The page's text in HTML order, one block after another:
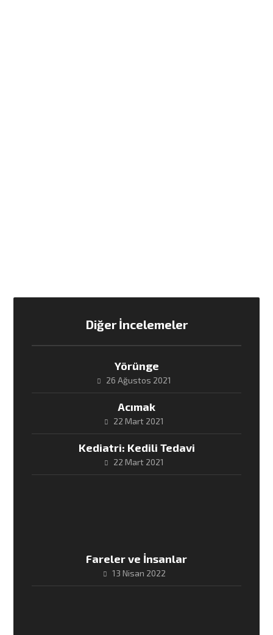
Diğer İncelemeler
Yörünge
26 Ağustos 2021
Acımak
22 Mart 2021
Kediatri: Kedili Tedavi
22 Mart 2021
Fareler ve İnsanlar
13 Nisan 2022